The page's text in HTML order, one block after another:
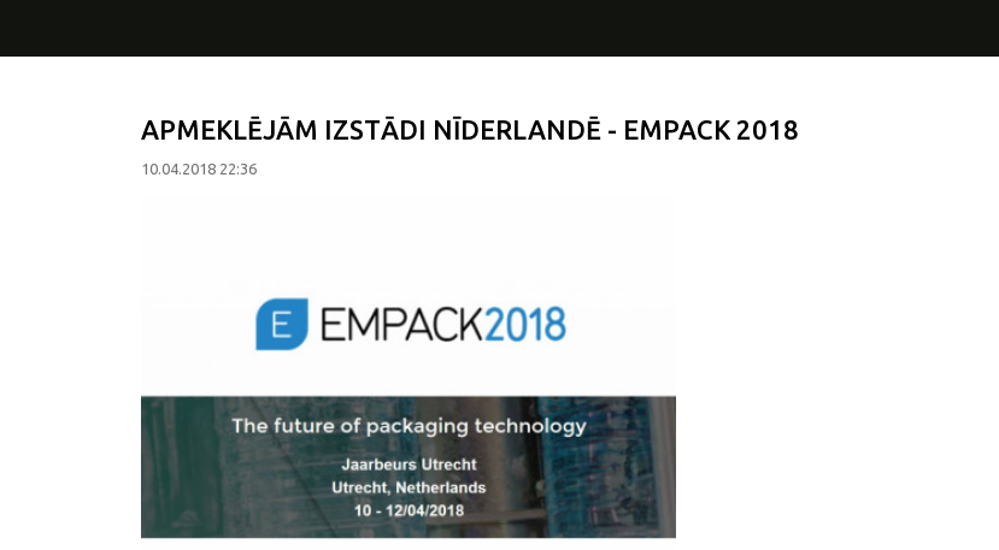
APMEKLĒJĀM IZSTĀDI NĪDERLANDĒ - EMPACK 2018
10.04.2018 22:36